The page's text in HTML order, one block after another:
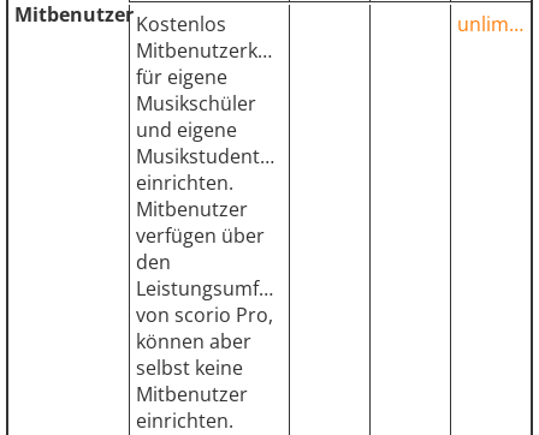
MitbenutzerKostenlos
Mitbenutzerkonten
für eigene
Musikschüler
und eigene
Musikstudenten
einrichten.
Mitbenutzer
verfügen über
den
Leistungsumfang
von scorio Pro,
können aber
selbst keine
Mitbenutzer
einrichten.
unlimited